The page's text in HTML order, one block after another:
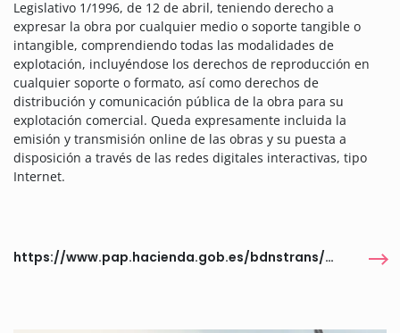
Legislativo 1/1996, de 12 de abril, teniendo derecho a
expresar la obra por cualquier medio o soporte tangible o
intangible, comprendiendo todas las modalidades de
explotación, incluyéndose los derechos de reproducción en
cualquier soporte o formato, así como derechos de
distribución y comunicación pública de la obra para su
explotación comercial. Queda expresamente incluida la
emisión y transmisión online de las obras y su puesta a
disposición a través de las redes digitales interactivas, tipo
Internet.
https://www.pap.hacienda.gob.es/bdnstrans/GE/es/convocatorias/848426